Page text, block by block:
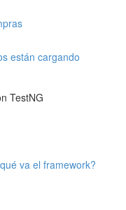
están cargando
TestNG
va el framework?